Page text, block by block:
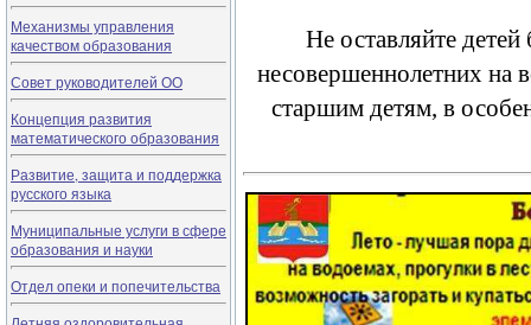
Механизмы управления
качеством образования
Совет руководителей ОО
Концепция развития
математического образования
Развитие, защита и поддержка
русского языка
Муниципальные услуги в сфере
образования и науки
Отдел опеки и попечительства
Не оставляйте
несовершеннолетних на
старшим детям, в